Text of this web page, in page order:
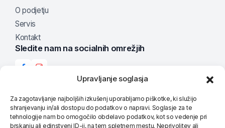
Upravljanje soglasja
Za zagotavljanje najboljših izkušenj uporabljamo piškotke, ki služijo
shranjevanju in/ali dostopu do podatkov o napravi. Soglasje za te
tehnologije nam bo omogočilo obdelavo podatkov, kot so vedenje pri
brskanju ali edinstveni ID-ji, na tem spletnem mestu. Neprivolitev ali
O podjetju
Servis
Kontakt
Sledite nam na socialnih omrežjih
Možnosti plačila